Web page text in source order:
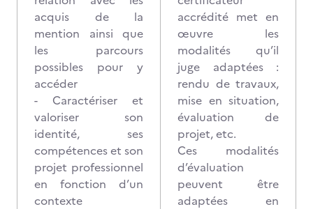
acquis de la
mention ainsi que
les parcours
possibles pour y
accéder
- Caractériser et
valoriser son
identité, ses
compétences et son
projet professionnel
en fonction d’un
contexte
accrédité met en
œuvre les
modalités qu’il
juge adaptées :
rendu de travaux,
mise en situation,
évaluation de
projet, etc.
Ces modalités
d’évaluation
peuvent être
adaptées en